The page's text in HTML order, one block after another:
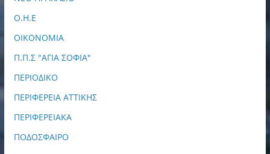
Ο.Η.Ε
ΟΙΚΟΝΟΜΙΑ
Π.Π.Σ "ΑΓΙΑ ΣΟΦΙΑ"
ΠΕΡΙΟΔΙΚΟ
ΠΕΡΙΦΕΡΕΙΑ ΑΤΤΙΚΗΣ
ΠΕΡΙΦΕΡΕΙΑΚΑ
ΠΟΔΟΣΦΑΙΡΟ